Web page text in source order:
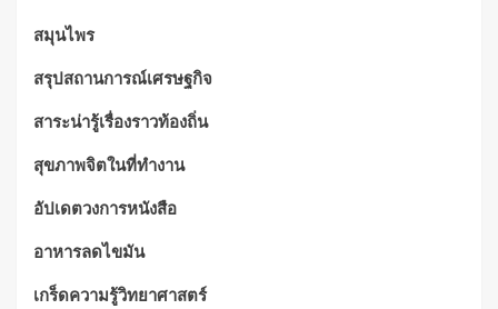
สมุนไพร
สรุปสถานการณ์เศรษฐกิจ
สาระน่ารู้เรื่องราวท้องถิ่น
สุขภาพจิตในที่ทำงาน
อัปเดตวงการหนังสือ
อาหารลดไขมัน
เกร็ดความรู้วิทยาศาสตร์